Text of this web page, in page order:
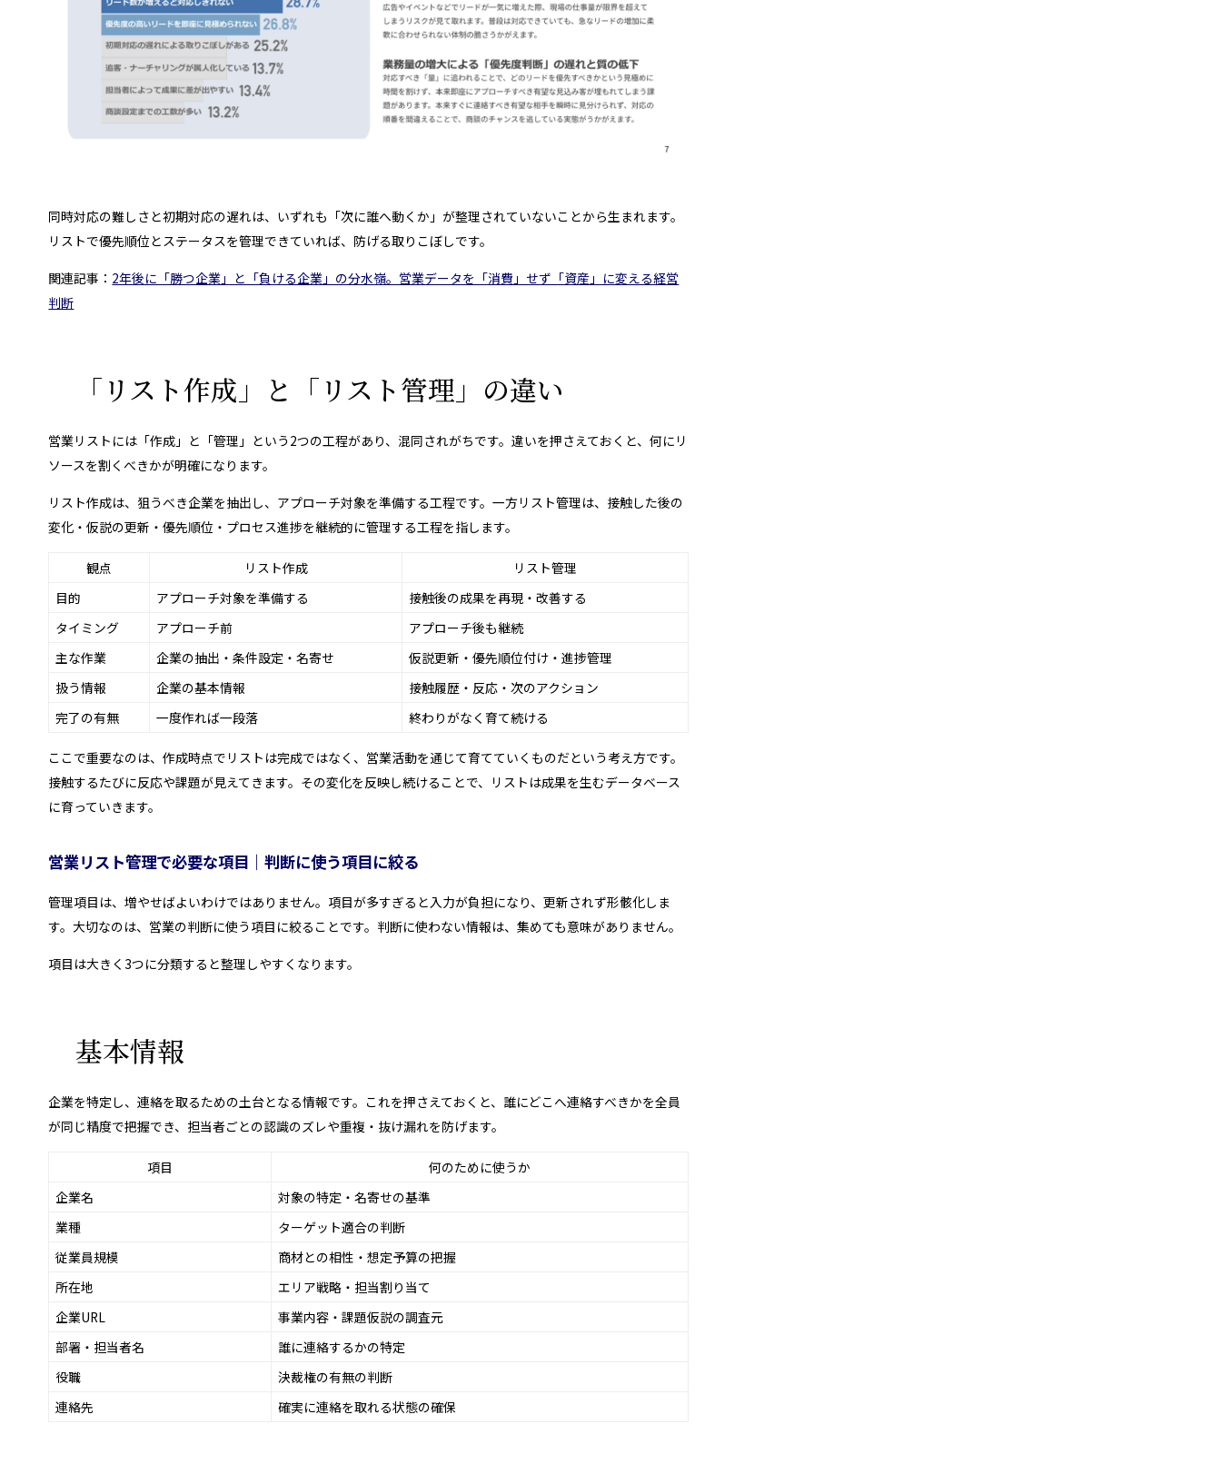
同時対応の難しさと初期対応の遅れは、いずれも「次に誰へ動くか」が整理されていないことから生まれます。
リストで優先順位とステータスを管理できていれば、防げる取りこぼしです。
関連記事： 2年後に「勝つ企業」と「負ける企業」の分水嶺。営業データを「消費」せず「資産」に変える経営
判断
「リスト作成」と「リスト管理」の違い
営業リストには「作成」と「管理」という2つの工程があり、混同されがちです。違いを押さえておくと、何にリ
ソースを割くべきかが明確になります。
リスト作成は、狙うべき企業を抽出し、アプローチ対象を準備する工程です。一方リスト管理は、接触した後の
変化・仮説の更新・優先順位・プロセス進捗を継続的に管理する工程を指します。
観点 リスト作成
リスト管理
目的
アプローチ対象を準備する
接触後の成果を再現・改善する
タイミング
アプローチ前
アプローチ後も継続
主な作業
企業の抽出・条件設定・名寄せ
仮説更新・優先順位付け・進捗管理
扱う情報
企業の基本情報
接触履歴・反応・次のアクション
完了の有無
一度作れば一段落 終わりがなく育て続ける
ここで重要なのは、作成時点でリストは完成ではなく、営業活動を通じて育てていくものだという考え方です。
接触するたびに反応や課題が見えてきます。その変化を反映し続けることで、リストは成果を生むデータベース
に育っていきます。
営業リスト管理で必要な項目｜判断に使う項目に絞る
管理項目は、増やせばよいわけではありません。項目が多すぎると入力が負担になり、更新されず形骸化しま
す。大切なのは、営業の判断に使う項目に絞ることです。判断に使わない情報は、集めても意味がありません。
項目は大きく3つに分類すると整理しやすくなります。
基本情報
企業を特定し、連絡を取るための土台となる情報です。これを押さえておくと、誰にどこへ連絡すべきかを全員
が同じ精度で把握でき、担当者ごとの認識のズレや重複・抜け漏れを防げます。
項目
何のために使うか
企業名
対象の特定・名寄せの基準
業種
ターゲット適合の判断
従業員規模
商材との相性・想定予算の把握
所在地
エリア戦略・担当割り当て
企業URL
事業内容・課題仮説の調査元
部署・担当者名
誰に連絡するかの特定
役職
決裁権の有無の判断
連絡先
確実に連絡を取れる状態の確保